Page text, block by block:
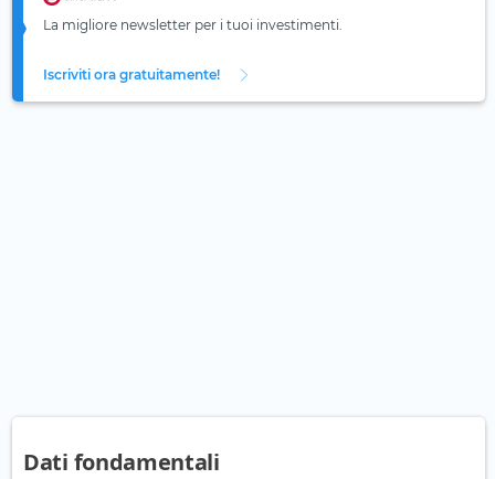
La migliore newsletter per i tuoi investimenti.
Iscriviti ora gratuitamente!
Dati fondamentali